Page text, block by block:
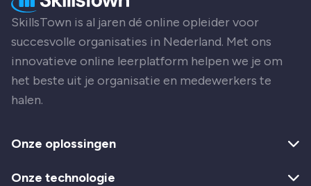
SkillsTown is al jaren dé online opleider voor
succesvolle organisaties in Nederland. Met ons
innovatieve online leerplatform helpen we je om
het beste uit je organisatie en medewerkers te
halen.
Onze oplossingen
Onze technologie